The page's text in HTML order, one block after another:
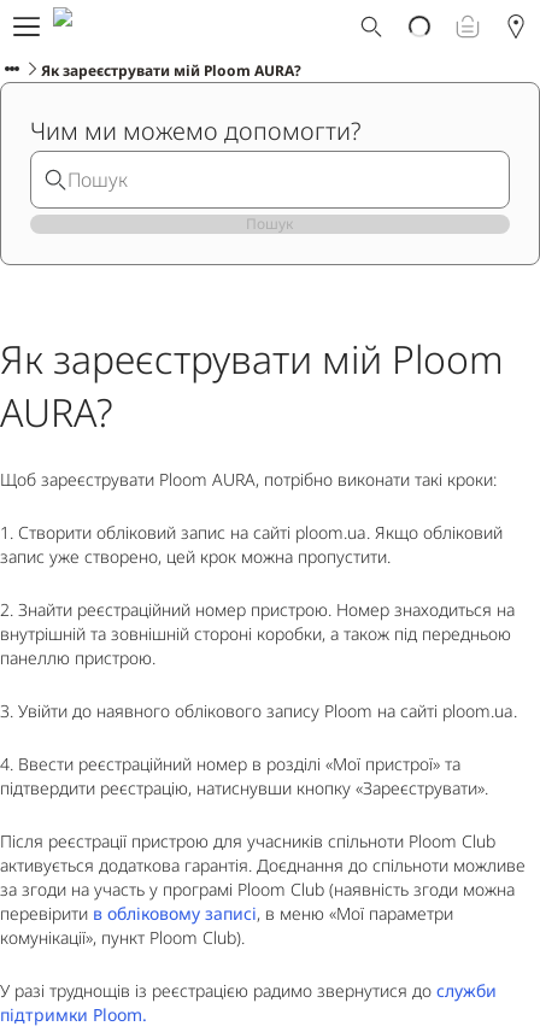
Що таке Ploom AURA?
Каталог
Програма Смарт Апгрейд
Служба підтримки Ploom
Прокат пристрою Ploom AURA
Фірмові магазини
Як зареєструвати мій Ploom AURA?
Чим ми можемо допомогти?
Пошук
Як зареєструвати мій Ploom
AURA?
Щоб зареєструвати Ploom AURA, потрібно виконати такі кроки:
1. Створити обліковий запис на сайті ploom.ua. Якщо обліковий
запис уже створено, цей крок можна пропустити.
2. Знайти реєстраційний номер пристрою. Номер знаходиться на
внутрішній та зовнішній стороні коробки, а також під передньою
панеллю пристрою.
3. Увійти до наявного облікового запису Ploom на сайті ploom.ua.
4. Ввести реєстраційний номер в розділі «Мої пристрої» та
підтвердити реєстрацію, натиснувши кнопку «Зареєструвати».
Після реєстрації пристрою для учасників спільноти Ploom Club
активується додаткова гарантія. Доєднання до спільноти можливе
за згоди на участь у програмі Ploom Club (наявність згоди можна
перевірити в обліковому записі, в меню «Мої параметри
комунікації», пункт Ploom Club).
У разі труднощів із реєстрацією радимо звернутися до служби
підтримки Ploom.